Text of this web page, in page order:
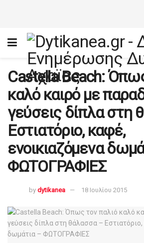
Castella Beach:
καλό καιρό με
γεύσεις δίπλα στη
Εστιατόριο, καφέ,
ενοικιαζόμενα
ΦΩΤΟΓΡΑΦΙΕΣ
by dytikanea 18 Ιουλίου 2015